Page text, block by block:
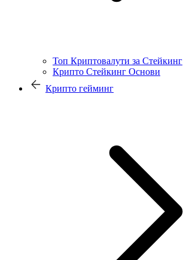
Топ Криптовалути за Стейкинг
Крипто Стейкинг Основи
Крипто гейминг